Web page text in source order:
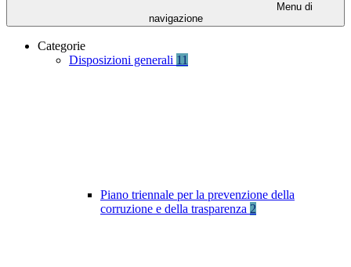
Menu di
navigazione
Categorie
Disposizioni generali 11
Piano triennale per la prevenzione della
corruzione e della trasparenza 2